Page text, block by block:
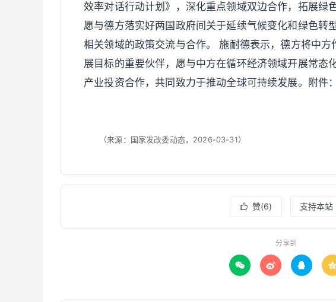
效率对话行动计划》，深化重点领域双边合作，拓展绿
愿与德方落实好两国政府间关于延续气候变化和绿色转
相关领域的政策交流与合作。 施耐德表示，德方将中
展目标的重要伙伴，愿与中方在循环经济领域开展常态
产业投资合作，共同致力于推动全球可持续发展。附件：
（来源：国家发改委动态，2026-03-31）
 赞(6) 支持本站
分享到
  